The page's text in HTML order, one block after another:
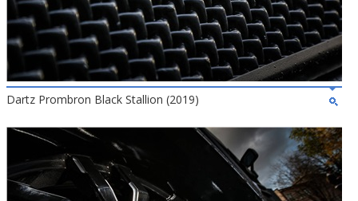
Dartz Prombron Black Stallion (2019)